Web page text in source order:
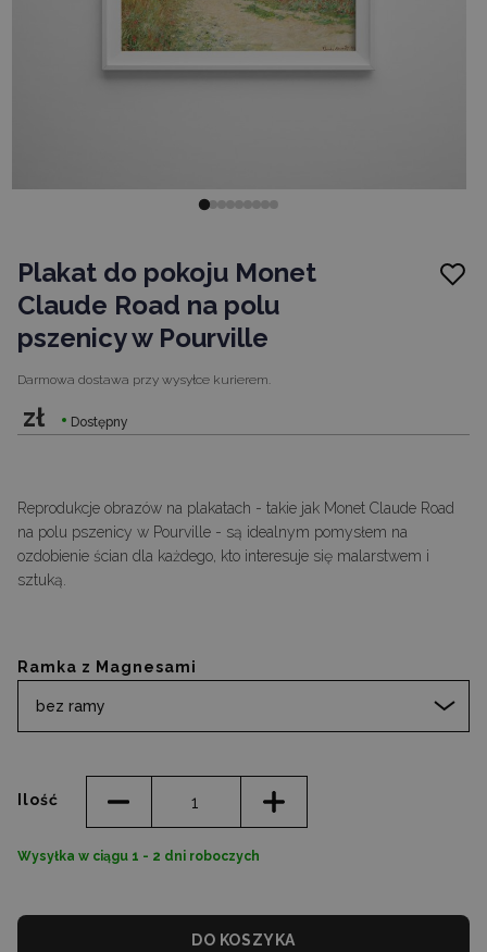
Plakat do pokoju Monet
Claude Road na polu
pszenicy w Pourville
Darmowa dostawa przy wysyłce kurierem.
zł Dostępny
Reprodukcje obrazów na plakatach - takie jak Monet Claude Road
na polu pszenicy w Pourville - są idealnym pomysłem na
ozdobienie ścian dla każdego, kto interesuje się malarstwem i
sztuką.
Wysyłka w ciągu 1 - 2 dni roboczych
Ramka z Magnesami
bez ramy
Ilość
DO KOSZYKA